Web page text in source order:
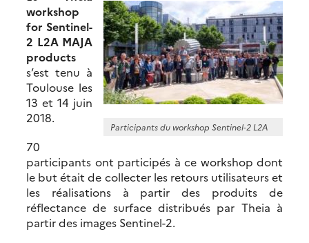
Participants du workshop Sentinel-2 L2A
workshop
for Sentinel-
2 L2A MAJA
products
s’est tenu à
Toulouse les
13 et 14 juin
2018.
70
participants ont participés à ce workshop dont
le but était de collecter les retours utilisateurs et
les réalisations à partir des produits de
réflectance de surface distribués par Theia à
partir des images Sentinel-2.